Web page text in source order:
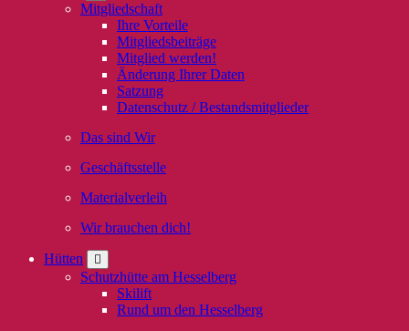
Mitgliedschaft
Ihre Vorteile
Mitgliedsbeiträge
Mitglied werden!
Änderung Ihrer Daten
Satzung
Datenschutz / Bestandsmitglieder
Das sind Wir
Geschäftsstelle
Materialverleih
Wir brauchen dich!
Hütten
Schutzhütte am Hesselberg
Skilift
Rund um den Hesselberg